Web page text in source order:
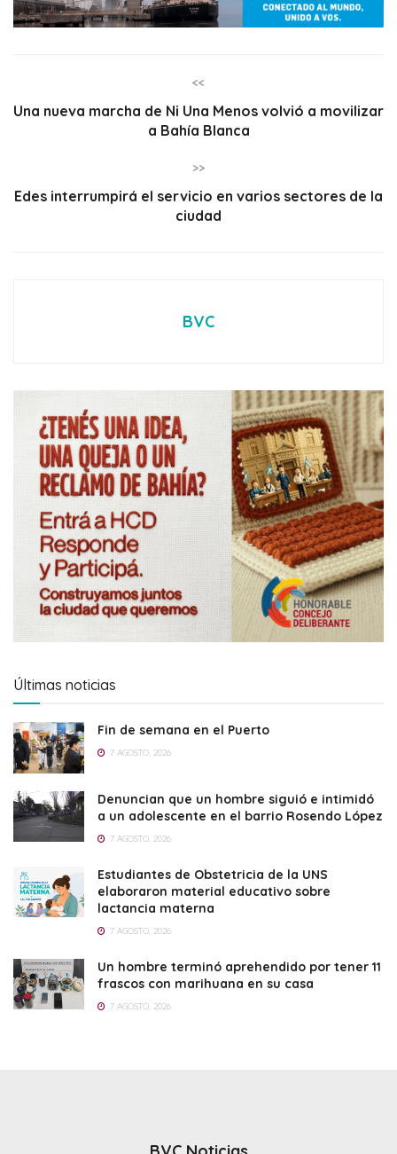
<<
Una nueva marcha de Ni Una Menos volvió a movilizar
a Bahía Blanca
>>
Edes interrumpirá el servicio en varios sectores de la
ciudad
BVC
Últimas noticias
Fin de semana en el Puerto
7 AGOSTO, 2026
Denuncian que un hombre siguió e intimidó
a un adolescente en el barrio Rosendo López
7 AGOSTO, 2026
Estudiantes de Obstetricia de la UNS
elaboraron material educativo sobre
lactancia materna
7 AGOSTO, 2026
Un hombre terminó aprehendido por tener 11
frascos con marihuana en su casa
7 AGOSTO, 2026